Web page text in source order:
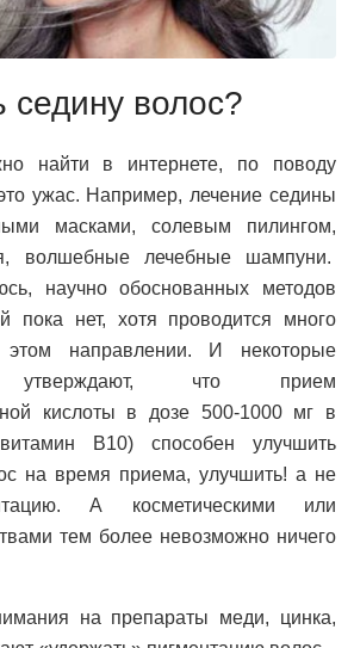
седину волос?
найти в интернете, по поводу
ужас. Например, лечение седины
масками, солевым пилингом,
волшебные лечебные шампуни.
научно обоснованных методов
пока нет, хотя проводится много
этом направлении. И некоторые
утверждают, что прием
кислоты в дозе 500-1000 мг в
В10) способен улучшить
на время приема, улучшить! а не
А косметическими или
тем более невозможно ничего
на препараты меди, цинка,